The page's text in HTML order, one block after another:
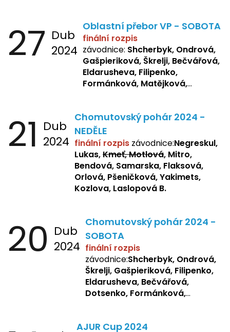
27 Dub
2024
Oblastní přebor VP - SOBOTA
finální rozpis
závodnice: Shcherbyk, Ondrová,
Gašpieriková, Škrelji, Bečvářová,
Eldarusheva, Filipenko,
Formánková, Matějková,
Sochorová, Repetska, Lukas,
Negreskul, Mitro
21 Dub
2024
Chomutovský pohár 2024 -
NEDĚLE
finální rozpis závodnice:Negreskul,
Lukas,Kmeť, Motlová, Mitro,
Bendová, Samarska, Flaksová,
Orlová, Pšeničková, Yakimets,
Kozlova, Laslopová B.
20 Dub
2024
Chomutovský pohár 2024 -
SOBOTA
finální rozpis
závodnice:Shcherbyk, Ondrová,
Škrelji, Gašpieriková, Filipenko,
Eldarusheva, Bečvářová,
Dotsenko, Formánková,
Žbánková, Sochorová
AJUR Cup 2024